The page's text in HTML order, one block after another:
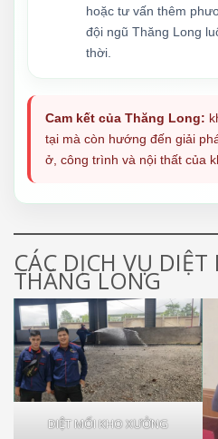
hoặc tư vấn thêm
đội ngũ Thăng Long
thời.
Cam kết của Thăng Long:
tại mà còn hướng đến giải
ở, công trình và nội thất của
CÁC DỊCH VỤ
THĂNG LONG
DIỆT MỐI KHO XƯỞNG